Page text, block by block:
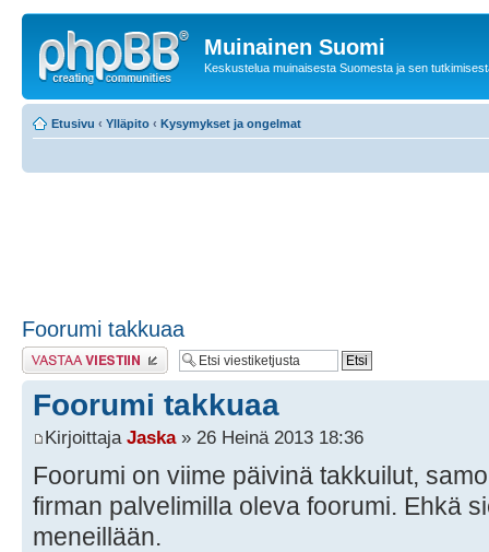
Muinainen Suomi
Keskustelua muinaisesta Suomesta ja sen
Etusivu ‹ Ylläpito ‹ Kysymykset ja ongelmat
Foorumi takkuaa
Lähetä vastaus
Foorumi takkuaa
Kirjoittaja Jaska» 26 Heinä 2013 18:36
Foorumi on viime päivinä takkuilut,
firman palvelimilla oleva foorumi. Ehkä
meneillään.